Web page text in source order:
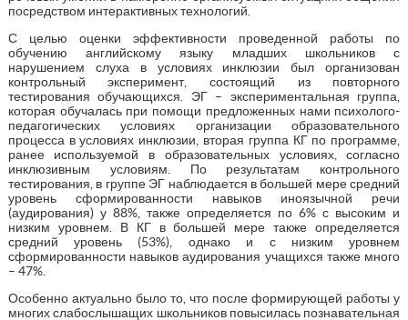
посредством интерактивных технологий.
С целью оценки эффективности проведенной работы по
обучению английскому языку младших школьников с
нарушением слуха в условиях инклюзии был организован
контрольный эксперимент, состоящий из повторного
тестирования обучающихся. ЭГ – экспериментальная группа,
которая обучалась при помощи предложенных нами психолого-
педагогических условиях организации образовательного
процесса в условиях инклюзии, вторая группа КГ по программе,
ранее используемой в образовательных условиях, согласно
инклюзивным условиям. По результатам контрольного
тестирования, в группе ЭГ наблюдается в большей мере средний
уровень сформированности навыков иноязычной речи
(аудирования) у 88%, также определяется по 6% с высоким и
низким уровнем. В КГ в большей мере также определяется
средний уровень (53%), однако и с низким уровнем
сформированности навыков аудирования учащихся также много
– 47%.
Особенно актуально было то, что после формирующей работы у
многих слабослышащих школьников повысилась познавательная